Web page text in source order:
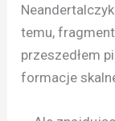
temu,
przeszedłem
formacje